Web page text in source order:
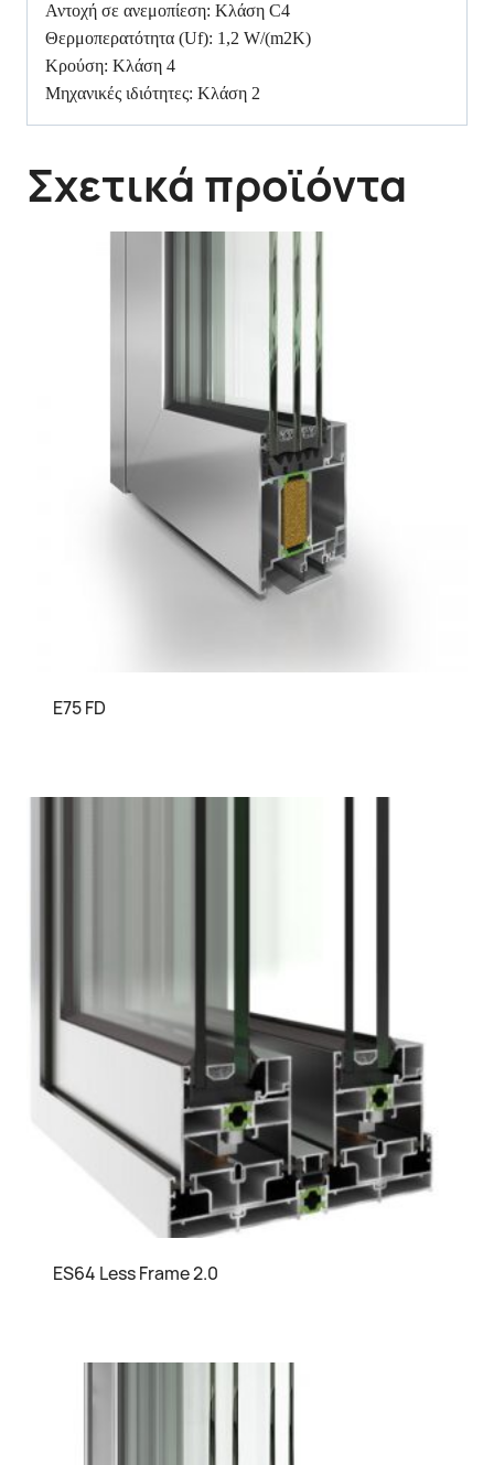
Αντοχή σε ανεμοπίεση: Κλάση C4
Θερμοπερατότητα (Uf): 1,2 W/(m2K)
Κρούση: Κλάση 4
Μηχανικές ιδιότητες: Κλάση 2
Σχετικά προϊόντα
E75 FD
ES64 Less Frame 2.0